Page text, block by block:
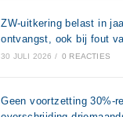
ZW-uitkering belast in
ontvangst, ook bij fout
30 JULI 2026 / 0 REACTIES
Geen voortzetting 30%-